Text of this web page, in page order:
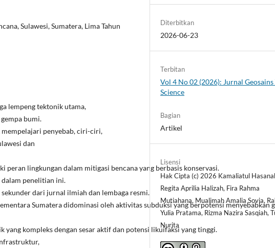
Sulawesi, Sumatera, Lima Tahun
lempeng tektonik utama,
bumi.
penyebab, ciri-ciri,
dan
peran lingkungan dalam mitigasi bencana yang berbasis konservasi.
penelitian ini.
dari jurnal ilmiah dan lembaga resmi.
Sumatera didominasi oleh aktivitas subduksi yang berpotensi menyebabkan
kompleks dengan sesar aktif dan potensi likuifaksi yang tinggi.
Diterbitkan
2026-06-23
Terbitan
Vol 4 No 02 (2026): Jurnal
Science
Bagian
Artikel
Lisensi
Hak Cipta (c) 2026 Kamaliatul
Regita Aprilia Halizah, Fira Rahma
Mutiahana, Mualimah Amalia Sovia,
Yulia Pratama, Rizma Nazira Sasqiah,
Nurita